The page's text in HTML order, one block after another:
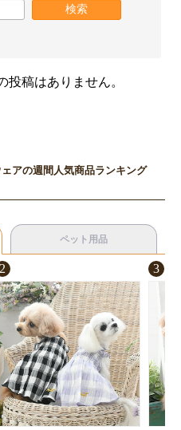
検索
投稿はありません。
アの週間人気商品ランキング
ペット用品
2 3